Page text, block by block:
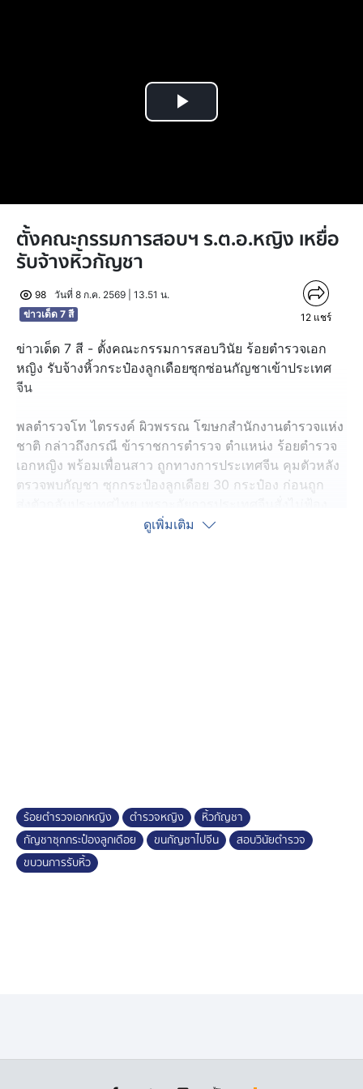
Play
ตั้งคณะกรรมการสอบฯ ร.ต.อ.หญิง เหยื่อ
รับจ้างหิ้วกัญชา
98
วันที่ 8 ก.ค. 2569 | 13.51 น.
ข่าวเด็ด 7 สี
12 แชร์
ข่าวเด็ด 7 สี - ตั้งคณะกรรมการสอบวินัย ร้อยตำรวจเอก
หญิง รับจ้างหิ้วกระป๋องลูกเดือยซุกซ่อนกัญชาเข้าประเทศ
จีน
พลตำรวจโท ไตรรงค์ ผิวพรรณ โฆษกสำนักงานตำรวจแห่ง
ชาติ กล่าวถึงกรณี ข้าราชการตำรวจ ตำแหน่ง ร้อยตำรวจ
เอกหญิง พร้อมเพื่อนสาว ถูกทางการประเทศจีน คุมตัวหลัง
ตรวจพบกัญชา ซุกกระป๋องลูกเดือย 30 กระป๋อง ก่อนถูก
เนื่องจากพิสูจน์ได้ว่าตกเป็นเหยื่อในขบวนการรับหิ้ว
ดูเพิ่มเติม
ร้อยตำรวจเอกหญิง ตำรวจหญิง
หิ้วกัญชา
กัญชาซุกกระป๋องลูกเดือย
ขนกัญชาไปจีน
สอบวินัยตำรวจ
ขบวนการรับหิ้ว